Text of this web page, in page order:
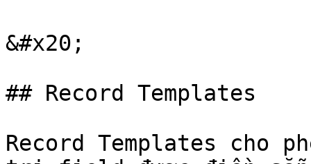
&#x20;
## Record Templates
Record Templates cho